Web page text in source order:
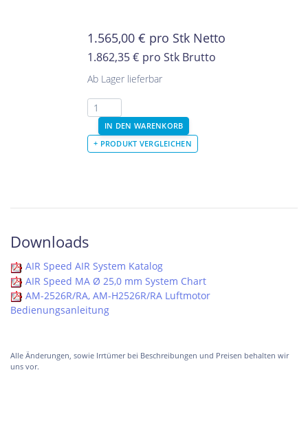
1.565,00 € pro Stk Netto
1.862,35 € pro Stk Brutto
Ab Lager lieferbar
Downloads
AIR Speed AIR System Katalog
AIR Speed MA Ø 25,0 mm System Chart
AM-2526R/RA, AM-H2526R/RA Luftmotor
Bedienungsanleitung
Alle Änderungen, sowie Irrtümer bei Beschreibungen und Preisen behalten wir
uns vor.